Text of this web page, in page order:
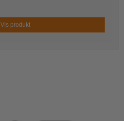
Vis produkt